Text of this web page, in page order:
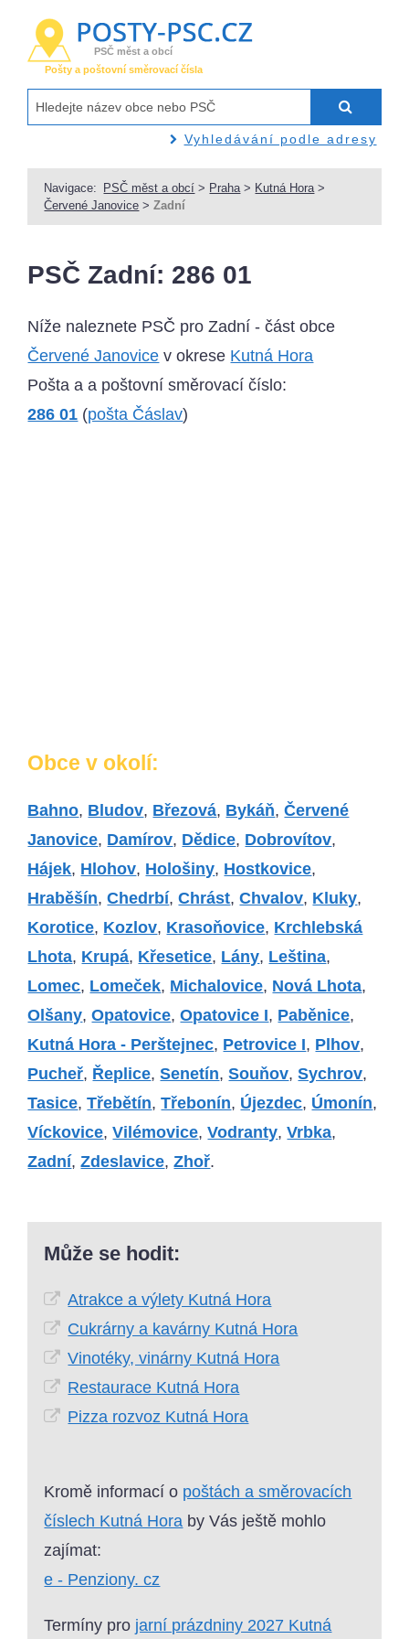
PSČ měst a obcí
Pošty a poštovní směrovací čísla
Vyhledávání podle adresy
Navigace: PSČ měst a obcí > Praha > Kutná Hora >
Červené Janovice >Zadní
PSČ Zadní: 286 01
Níže naleznete PSČ pro Zadní - část obce
Červené Janovice v okrese Kutná Hora
Pošta a a poštovní směrovací číslo:
286 01 (pošta Čáslav)
Obce v okolí:
Bahno, Bludov, Březová, Bykáň,Červené
Janovice, Damírov, Dědice, Dobrovítov,
Hájek, Hlohov, Hološiny, Hostkovice,
Hraběšín,Chedrbí,Chrást,Chvalov, Kluky,
Korotice, Kozlov, Krasoňovice, Krchlebská
Lhota, Krupá, Křesetice, Lány, Leština,
Lomec, Lomeček, Michalovice, Nová Lhota,
Olšany,Opatovice,Opatovice I, Paběnice,
Kutná Hora - Perštejnec, Petrovice I, Plhov,
Pucheř, Řeplice,Senetín,Souňov,Sychrov,
Tasice,Třebětín,Třebonín, Újezdec, Úmonín,
Víckovice,Vilémovice,Vodranty,Vrbka,
Zadní,Zdeslavice,Zhoř.
Může se hodit:
Atrakce a výlety Kutná Hora
Cukrárny a kavárny Kutná Hora
Vinotéky, vinárny Kutná Hora
Restaurace Kutná Hora
Pizza rozvoz Kutná Hora
Kromě informací o poštách a směrovacích
číslech Kutná Hora by Vás ještě mohlo
zajímat:
e - Penziony. cz
Termíny pro jarní prázdniny 2027 Kutná